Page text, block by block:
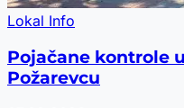
Lokal Info
Pojačane kontrole
Požarevcu